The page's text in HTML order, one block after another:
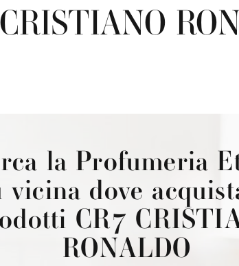
la Profumeria
vicina dove
CR7
RONALDO